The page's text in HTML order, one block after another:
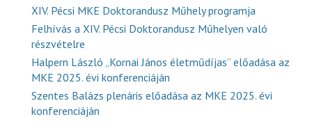
XIV. Pécsi MKE Doktorandusz Műhely programja
Felhívás a XIV. Pécsi Doktorandusz Műhelyen való
részvételre
Halpern László „Kornai János életműdíjas” előadása az
MKE 2025. évi konferenciáján
Szentes Balázs plenáris előadása az MKE 2025. évi
konferenciáján